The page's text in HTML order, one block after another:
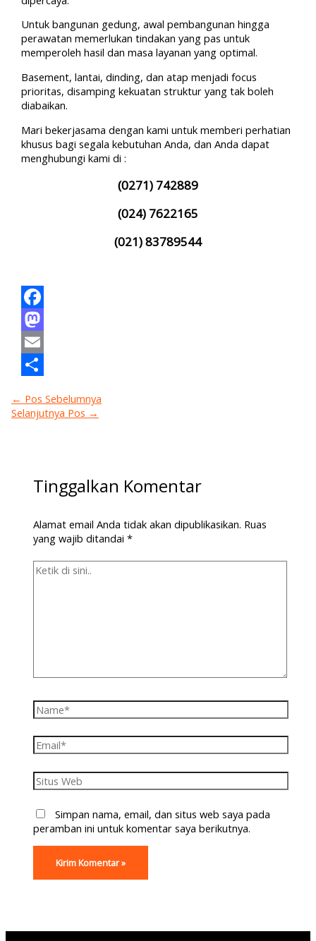
Untuk bangunan gedung, awal pembangunan hingga
perawatan memerlukan tindakan yang pas untuk
memperoleh hasil dan masa layanan yang optimal.
Basement, lantai, dinding, dan atap menjadi focus
prioritas, disamping kekuatan struktur yang tak boleh
diabaikan.
Mari bekerjasama dengan kami untuk memberi perhatian
khusus bagi segala kebutuhan Anda, dan Anda dapat
menghubungi kami di :
(0271) 742889
(024) 7622165
(021) 83789544
Facebook
Mastodon
Email
← Pos Sebelumnya
Selanjutnya Pos →
Tinggalkan Komentar
Alamat email Anda tidak akan dipublikasikan. Ruas
yang wajib ditandai*
Simpan nama, email, dan situs web saya pada
peramban ini untuk komentar saya berikutnya.